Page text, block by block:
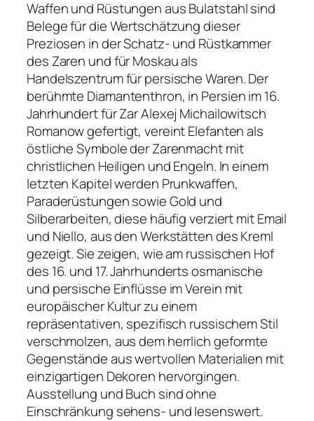
Waffen und Rüstungen aus Bulatstahl sind
Belege für die Wertschätzung dieser
Preziosen in der Schatz- und Rüstkammer
des Zaren und für Moskau als
Handelszentrum für persische Waren. Der
berühmte Diamantenthron, in Persien im 16.
Jahrhundert für Zar Alexej Michailowitsch
Romanow gefertigt, vereint Elefanten als
östliche Symbole der Zarenmacht mit
christlichen Heiligen und Engeln. In einem
letzten Kapitel werden Prunkwaffen,
Paraderüstungen sowie Gold und
Silberarbeiten, diese häufig verziert mit Email
und Niello, aus den Werkstätten des Kreml
gezeigt. Sie zeigen, wie am russischen Hof
des 16. und 17. Jahrhunderts osmanische
und persische Einflüsse im Verein mit
europäischer Kultur zu einem
repräsentativen, spezifisch russischem Stil
verschmolzen, aus dem herrlich geformte
Gegenstände aus wertvollen Materialien mit
einzigartigen Dekoren hervorgingen.
Ausstellung und Buch sind ohne
Einschränkung sehens- und lesenswert.